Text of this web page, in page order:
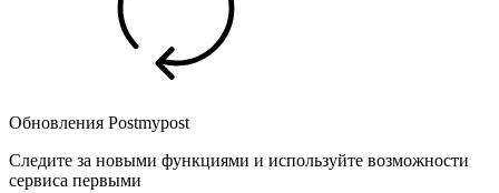
Обновления Postmypost
Следите за новыми функциями и используйте возможности
сервиса первыми